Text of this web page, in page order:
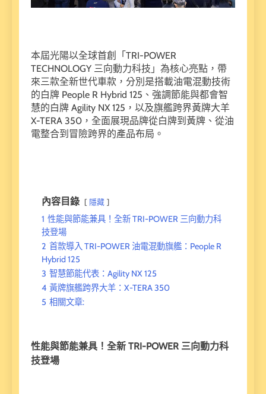
本屆光陽以全球首創「TRI-POWER
TECHNOLOGY 三向動力科技」為核心亮點，帶
來三款全新世代車款，分別是搭載油電混動技術
的白牌 People R Hybrid 125、強調節能與都會智
慧的白牌 Agility NX 125，以及旗艦跨界黃牌大羊
X-TERA 350，全面展現品牌從白牌到黃牌、從油
電整合到冒險跨界的產品布局。
內容目錄 隱藏
1 性能與節能兼具！全新 TRI-POWER 三向動力科
技登場
2 首款導入 TRI-POWER 油電混動旗艦：People R
Hybrid 125
3 智慧節能代表：Agility NX 125
4 黃牌旗艦跨界大羊：X-TERA 350
5 相關文章:
性能與節能兼具！全新 TRI-POWER 三向動力科
技登場